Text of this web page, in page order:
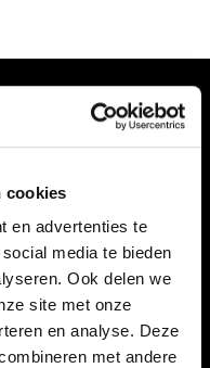
cookies
en advertenties te
media te bieden
Ook delen we
site met onze
en analyse. Deze
met andere